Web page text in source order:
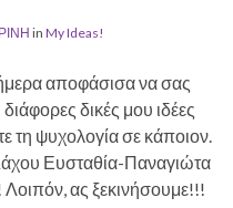
in My Ideas!
αποφάσισα να σας
δικές μου ιδέες
τη ψυχολογία σε κάποιον.
Ευσταθία-Παναγιώτα
Λοιπόν, ας ξεκινήσουμε!!!